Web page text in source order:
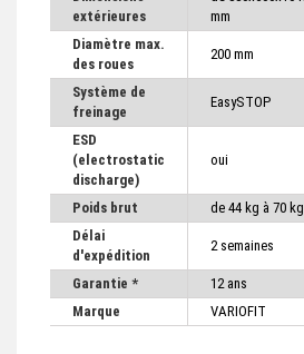
extérieures
mm
Diamètre max.
des roues
200 mm
Système de
freinage
EasySTOP
ESD
(electrostatic
discharge)
oui
Poids brut
de 44 kg à 70 kg
Délai
d'expédition
2 semaines
Garantie *
12 ans
Marque
VARIOFIT